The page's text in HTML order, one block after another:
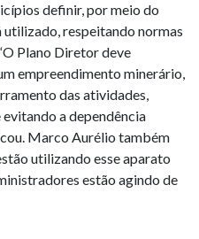
definir, por meio do
respeitando normas
Plano Diretor deve
empreendimento minerário,
das atividades,
a dependência
Marco Aurélio também
utilizando esse aparato
estão agindo de